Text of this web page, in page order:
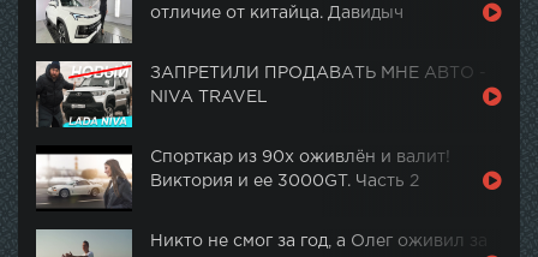
отличие от китайца. Давидыч
ЗАПРЕТИЛИ ПРОДАВАТЬ МНЕ АВТО -
NIVA TRAVEL
Спорткар из 90х оживлён и валит!
Виктория и ее 3000GT. Часть 2
Никто не смог за год, а Олег оживил за